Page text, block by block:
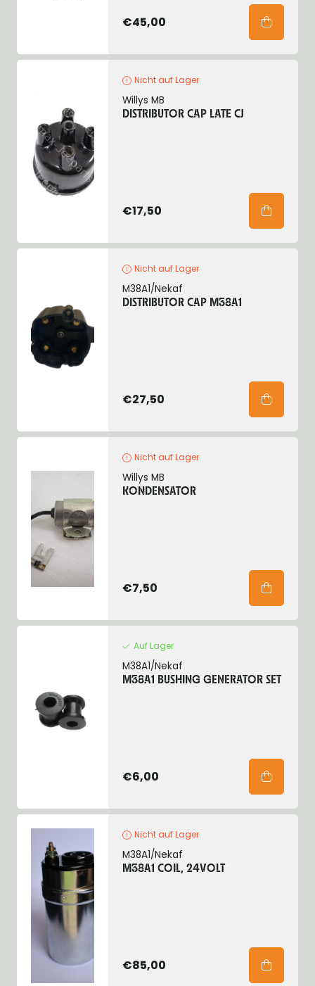
€45,00
Nicht auf Lager
Willys MB
DISTRIBUTOR CAP LATE CJ
€17,50
Nicht auf Lager
M38A1/Nekaf
DISTRIBUTOR CAP M38A1
€27,50
Nicht auf Lager
Willys MB
KONDENSATOR
€7,50
Auf Lager
M38A1/Nekaf
M38A1 BUSHING GENERATOR SET
€6,00
Nicht auf Lager
M38A1/Nekaf
M38A1 COIL, 24VOLT
€85,00